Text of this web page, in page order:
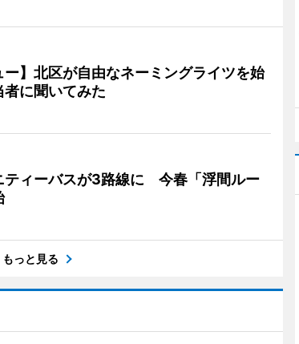
ー】北区が自由なネーミングライツを始
に聞いてみた
ティーバスが3路線に 今春「浮間ルー
もっと見る